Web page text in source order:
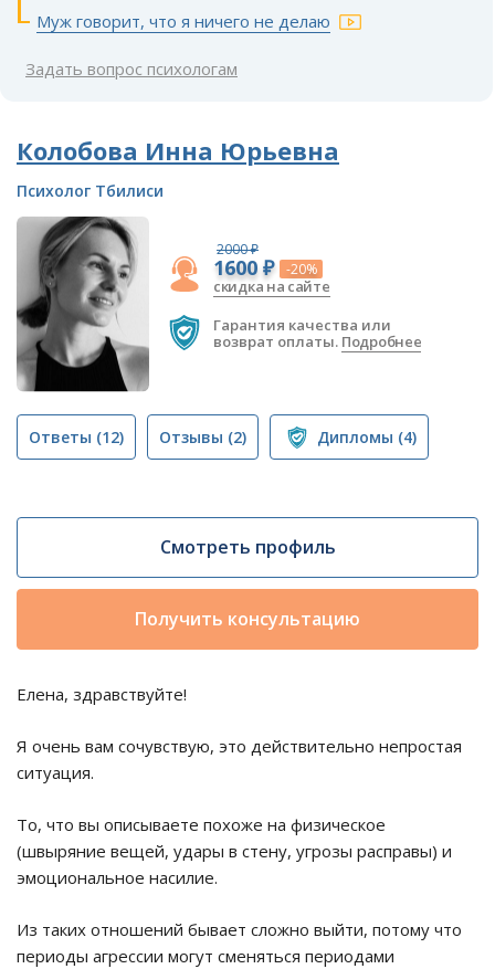
Муж говорит, что я ничего не делаю
Задать вопрос психологам
Колобова Инна Юрьевна
Психолог Тбилиси
2000 ₽
1600 ₽ -20%
скидка на сайте
Гарантия качества или
возврат оплаты. Подробнее
Ответы (12) Отзывы (2) Дипломы (4)
Смотреть профиль
Получить консультацию
Елена, здравствуйте!
Я очень вам сочувствую, это действительно непростая
ситуация.
То, что вы описываете похоже на физическое
(швыряние вещей, удары в стену, угрозы расправы) и
эмоциональное насилие.
Из таких отношений бывает сложно выйти, потому что
периоды агрессии могут сменяться периодами